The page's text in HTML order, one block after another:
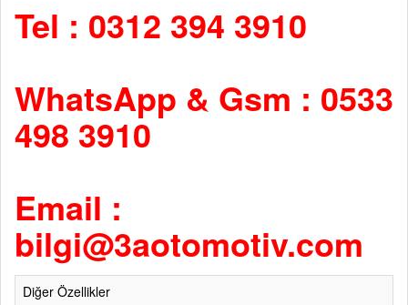
Tel : 0312 394 3910
WhatsApp & Gsm : 0533
498 3910
Email :
bilgi@3aotomotiv.com
Diğer Özellikler